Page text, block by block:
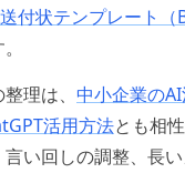
付状テンプレート（
理は、 中小企業の
活用方法とも相
い回しの調整、長